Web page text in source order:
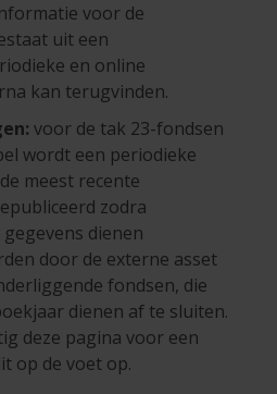
voor de
uit een
en online
kan terugvinden.
voor de tak 23-fondsen
wordt een periodieke
meest recente
zodra
dienen
door de externe asset
fondsen, die
dienen af te sluiten.
deze pagina voor een
op de voet op.